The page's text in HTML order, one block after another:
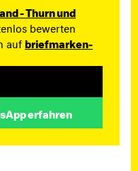
- Thurn und
bewerten
aufbriefmarken-
erfahren